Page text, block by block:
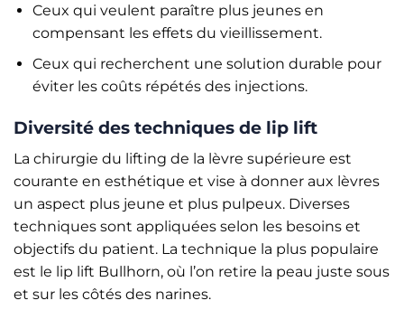
Ceux qui veulent paraître plus jeunes en
compensant les effets du vieillissement.
Ceux qui recherchent une solution durable pour
éviter les coûts répétés des injections.
Diversité des techniques de lip lift
La chirurgie du lifting de la lèvre supérieure est
courante en esthétique et vise à donner aux lèvres
un aspect plus jeune et plus pulpeux. Diverses
techniques sont appliquées selon les besoins et
objectifs du patient. La technique la plus populaire
est le lip lift Bullhorn, où l’on retire la peau juste sous
et sur les côtés des narines.